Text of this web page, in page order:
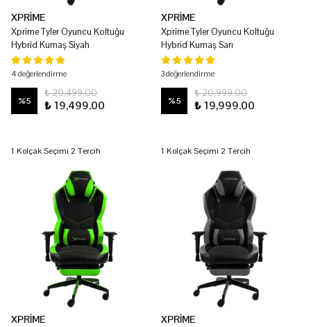
XPRİME
Xprime Tyler Oyuncu Koltuğu
Hybrid Kumaş Siyah
4 değerlendirme
%5
₺ 20,499.00
₺ 19,499.00
1 Kolçak Seçimi 2 Tercih
XPRİME
Xprime Tyler Oyuncu Koltuğu
Hybrid Kumaş Sarı
3 değerlendirme
%5
₺ 20,999.00
₺ 19,999.00
1 Kolçak Seçimi 2 Tercih
XPRİME XPRİME